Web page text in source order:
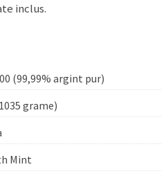
inclus.
(99,99% argint pur)
grame)
Mint